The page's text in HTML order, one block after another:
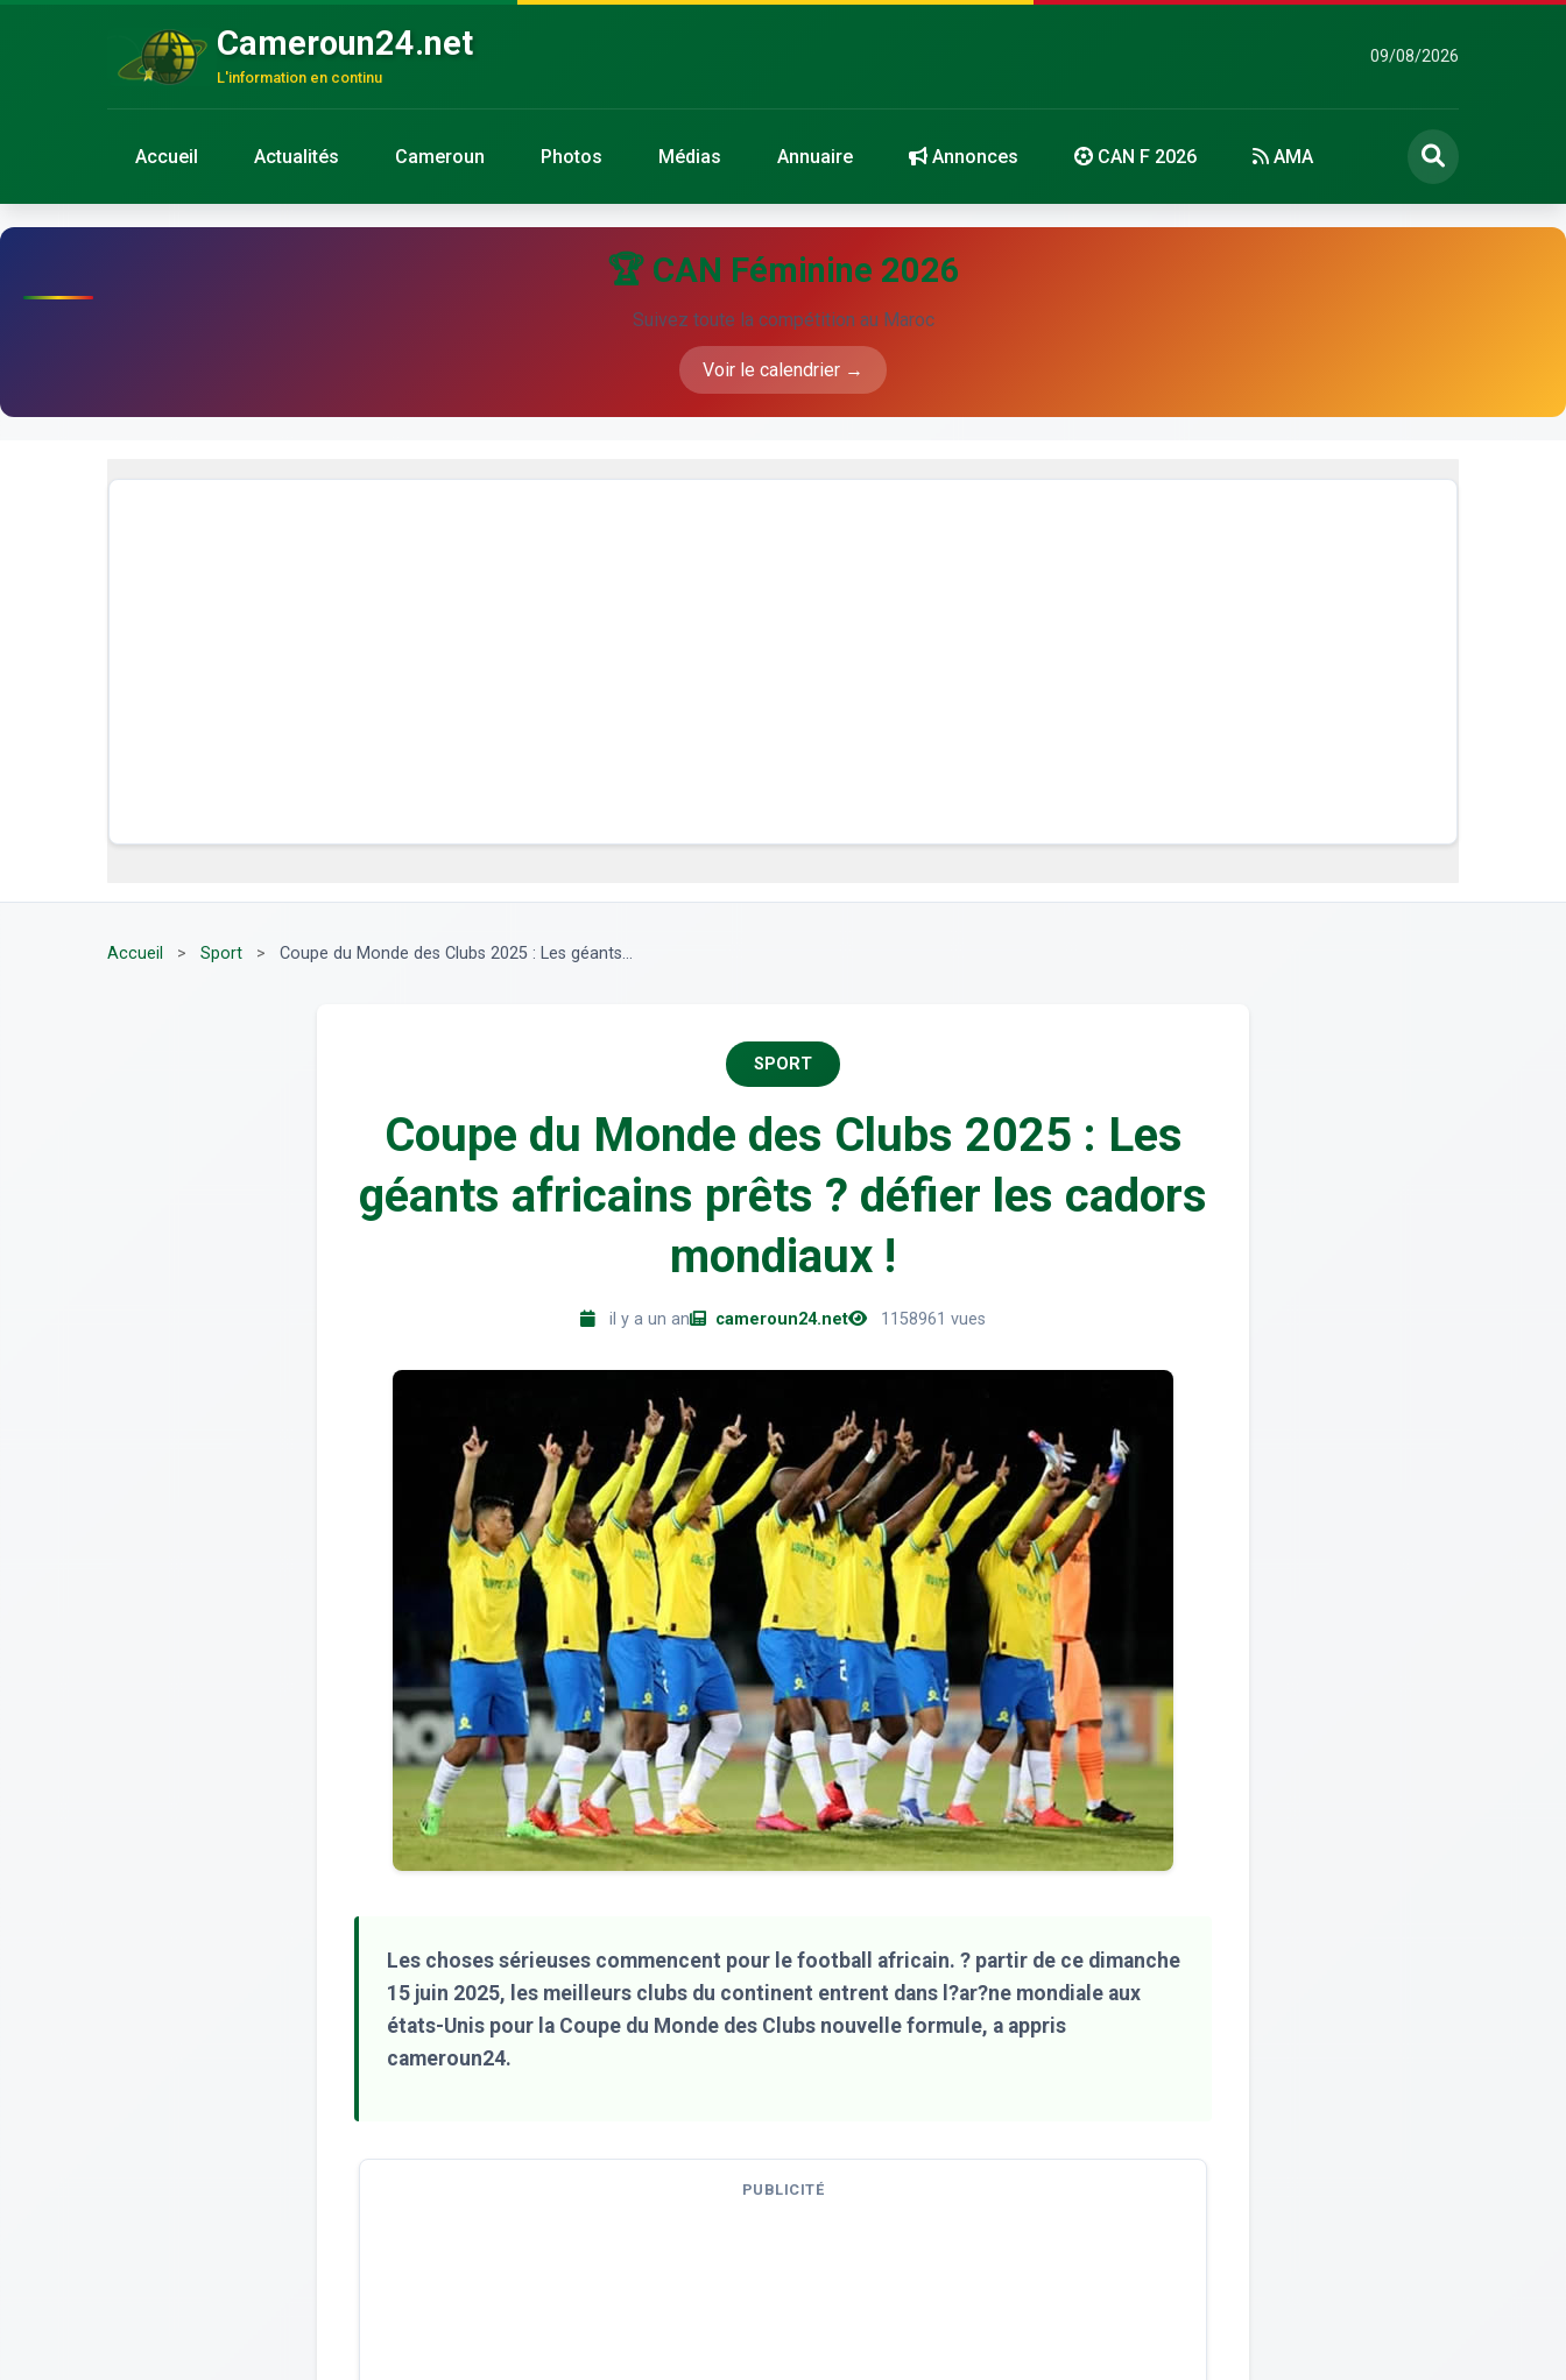
Cameroun24.net
L'information en continu
09/08/2026
Accueil Actualités Cameroun Photos Médias Annuaire Annonces CAN F 2026 AMA
🏆 CAN Féminine 2026
Suivez toute la compétition au Maroc
Voir le calendrier →
Accueil > Sport > Coupe du Monde des Clubs 2025 : Les géants...
SPORT
Coupe du Monde des Clubs 2025 : Les
géants africains prêts ? défier les cadors
mondiaux !
il y a un an cameroun24.net 1158961 vues
Les choses sérieuses commencent pour le football africain. ? partir de ce dimanche
15 juin 2025, les meilleurs clubs du continent entrent dans l?ar?ne mondiale aux
états-Unis pour la Coupe du Monde des Clubs nouvelle formule, a appris
cameroun24.
PUBLICITÉ